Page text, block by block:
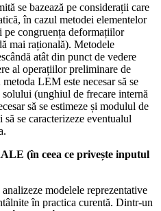
se bazează pe considerații care
în cazul metodei elementelor
pe congruența deformațiilor
mai rațională). Metodele
atât din punct de vedere
al operațiilor preliminare de
LEM este necesar să se
(unghiul de frecare internă
să se estimeze și modulul de
se caracterizeze eventualul
(în ceea ce privește inputul
modelele reprezentative
în practica curentă. Dintr-un